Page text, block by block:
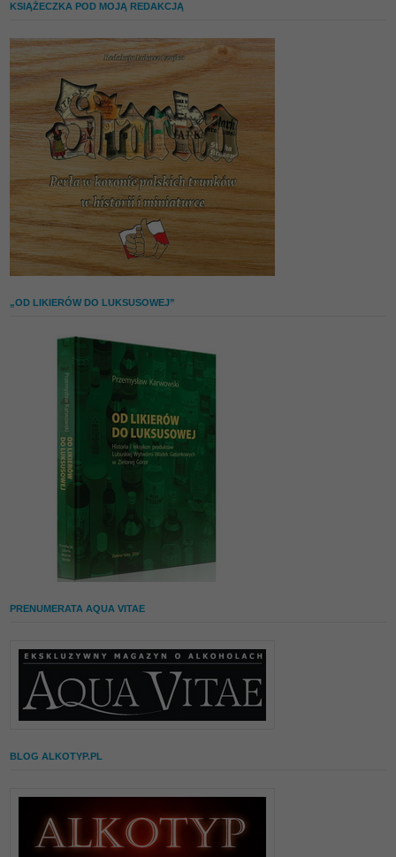
KSIĄŻECZKA POD MOJĄ REDAKCJĄ
„OD LIKIERÓW DO LUKSUSOWEJ”
PRENUMERATA AQUA VITAE
BLOG ALKOTYP.PL